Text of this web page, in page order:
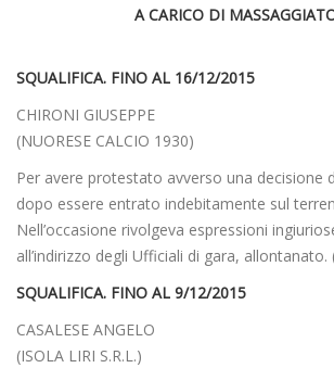
A CARICO DI
SQUALIFICA. FINO AL 16/12/2015
CHIRONI GIUSEPPE
(NUORESE CALCIO 1930)
Per avere protestato avverso una decisione
dopo essere entrato indebitamente sul
Nell’occasione rivolgeva espressioni
all’indirizzo degli Ufficiali di gara, allontanato.
SQUALIFICA. FINO AL 9/12/2015
CASALESE ANGELO
(ISOLA LIRI S.R.L.)